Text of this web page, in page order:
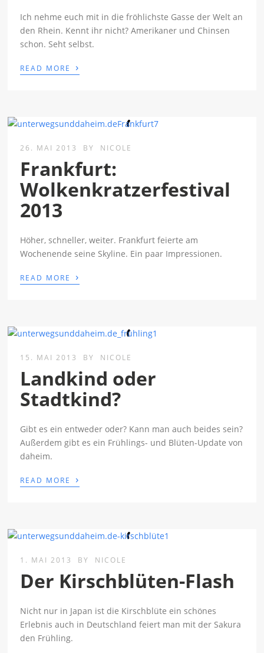
Ich nehme euch mit in die fröhlichste Gasse der Welt an
den Rhein. Kennt ihr nicht? Amerikaner und Chinsen
schon. Seht selbst.
READ MORE ›
26. MAI 2013 BY NICOLE
Frankfurt:
Wolkenkratzerfestival
2013
Höher, schneller, weiter. Frankfurt feierte am
Wochenende seine Skyline. Ein paar Impressionen.
READ MORE ›
15. MAI 2013 BY NICOLE
Landkind oder
Stadtkind?
Gibt es ein entweder oder? Kann man auch beides sein?
Außerdem gibt es ein Frühlings- und Blüten-Update von
daheim.
READ MORE ›
1. MAI 2013 BY NICOLE
Der Kirschblüten-Flash
Nicht nur in Japan ist die Kirschblüte ein schönes
Erlebnis auch in Deutschland feiert man mit der Sakura
den Frühling.